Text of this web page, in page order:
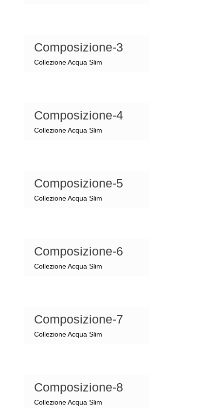
Composizione-3
Collezione Acqua Slim
Composizione-4
Collezione Acqua Slim
Composizione-5
Collezione Acqua Slim
Composizione-6
Collezione Acqua Slim
Composizione-7
Collezione Acqua Slim
Composizione-8
Collezione Acqua Slim